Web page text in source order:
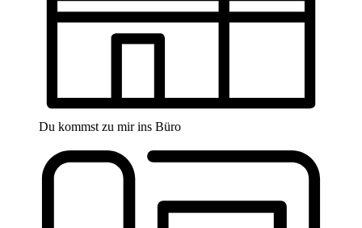
Du kommst zu mir ins Büro